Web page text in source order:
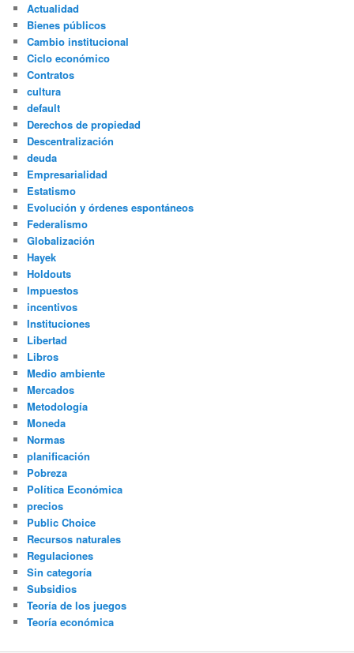
Actualidad
Bienes públicos
Cambio institucional
Ciclo económico
Contratos
cultura
default
Derechos de propiedad
Descentralización
deuda
Empresarialidad
Estatismo
Evolución y órdenes espontáneos
Federalismo
Globalización
Hayek
Holdouts
Impuestos
incentivos
Instituciones
Libertad
Libros
Medio ambiente
Mercados
Metodología
Moneda
Normas
planificación
Pobreza
Política Económica
precios
Public Choice
Recursos naturales
Regulaciones
Sin categoría
Subsidios
Teoría de los juegos
Teoría económica